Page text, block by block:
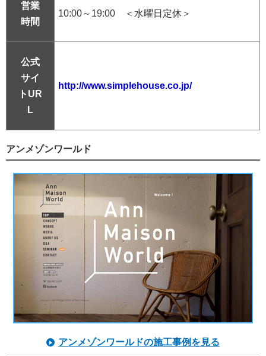
営業
時間
10:00～19:00 ＜水曜日定休＞
公式
サイ
トUR
L
http://www.simplehouse.co.jp/
アンメゾンワールド
アンメゾンワールドの施工事例を見る